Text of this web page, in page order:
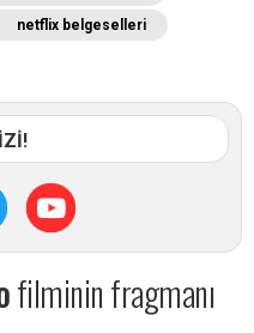
netflix belgeselleri
filminin fragmanı